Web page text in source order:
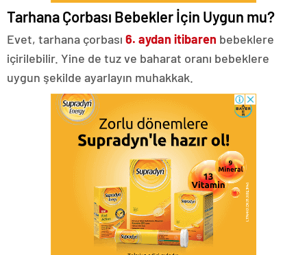
Tarhana Çorbası Bebekler İçin Uygun mu?
Evet, tarhana çorbası 6. aydan itibaren bebeklere
içirilebilir. Yine de tuz ve baharat oranı bebeklere
uygun şekilde ayarlayın muhakkak.